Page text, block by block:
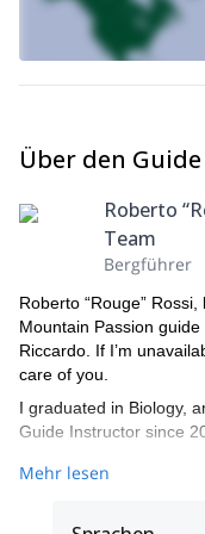
Sie jetzt Kontakt mit
Über den Guide
Roberto
Team
Bergführer
Roberto “Rouge”
Mountain Passion
Riccardo. If I’m
care of you.
I graduated in Biology,
Guide Instructor since
I'm enthusiastic for all
Mehr lesen